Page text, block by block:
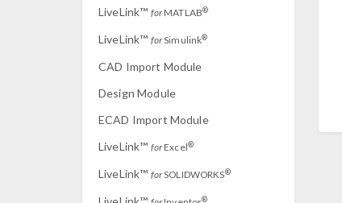
LiveLink™ forMATLAB®
LiveLink™ forSimulink®
CAD Import Module
Design Module
ECAD Import Module
LiveLink™ forExcel®
LiveLink™ forSOLIDWORKS®
®